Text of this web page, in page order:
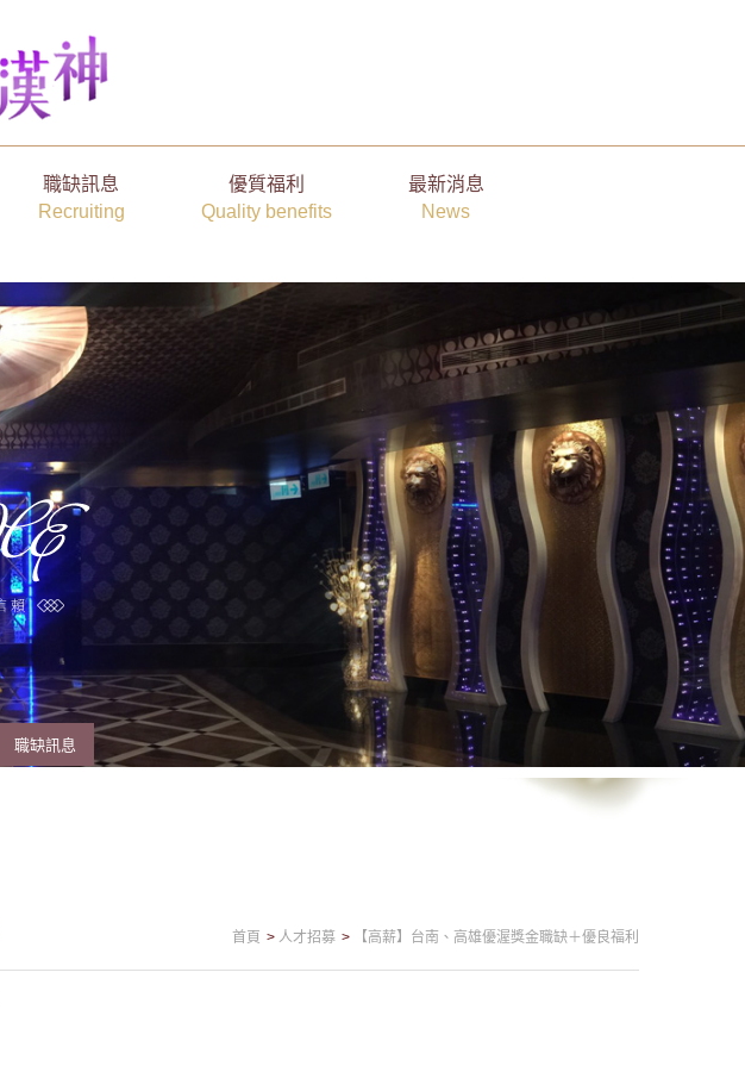
職缺訊息
Recruiting
優質福利
Quality benefits
最新消息
News
職缺訊息
首頁 人才招募 【高薪】台南、高雄優渥獎金職缺＋優良福利